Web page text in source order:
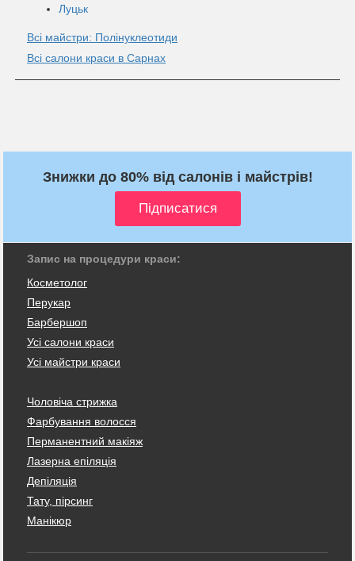
Луцьк
Всі майстри: Полінуклеотиди
Всі салони краси в Сарнах
Знижки до 80% від салонів і майстрів!
Запис на процедури краси:
Косметолог
Перукар
Барбершоп
Усі салони краси
Усі майстри краси
Чоловіча стрижка
Фарбування волосся
Перманентний макіяж
Лазерна епіляція
Депіляція
Тату, пірсинг
Манікюр